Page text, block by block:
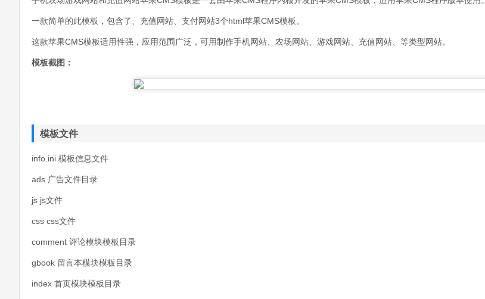
一款简单的此模板，包含了、充值网站、支付网站3个html苹果CMS模板。
这款苹果CMS模板适用性强，应用范围广泛，可用制作手机网站、农场网站、游戏网站、充值网站、等类型网站。
模板截图：
模板文件
info.ini 模板信息文件
ads 广告文件目录
js js文件
css css文件
comment 评论模块模板目录
gbook 留言本模块模板目录
index 首页模块模板目录